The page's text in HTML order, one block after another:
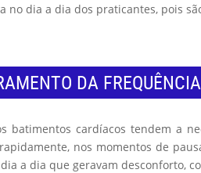
no dia a dia dos praticantes, pois
DA
batimentos cardíacos tendem a
nos momentos de
a dia que geravam desconforto,